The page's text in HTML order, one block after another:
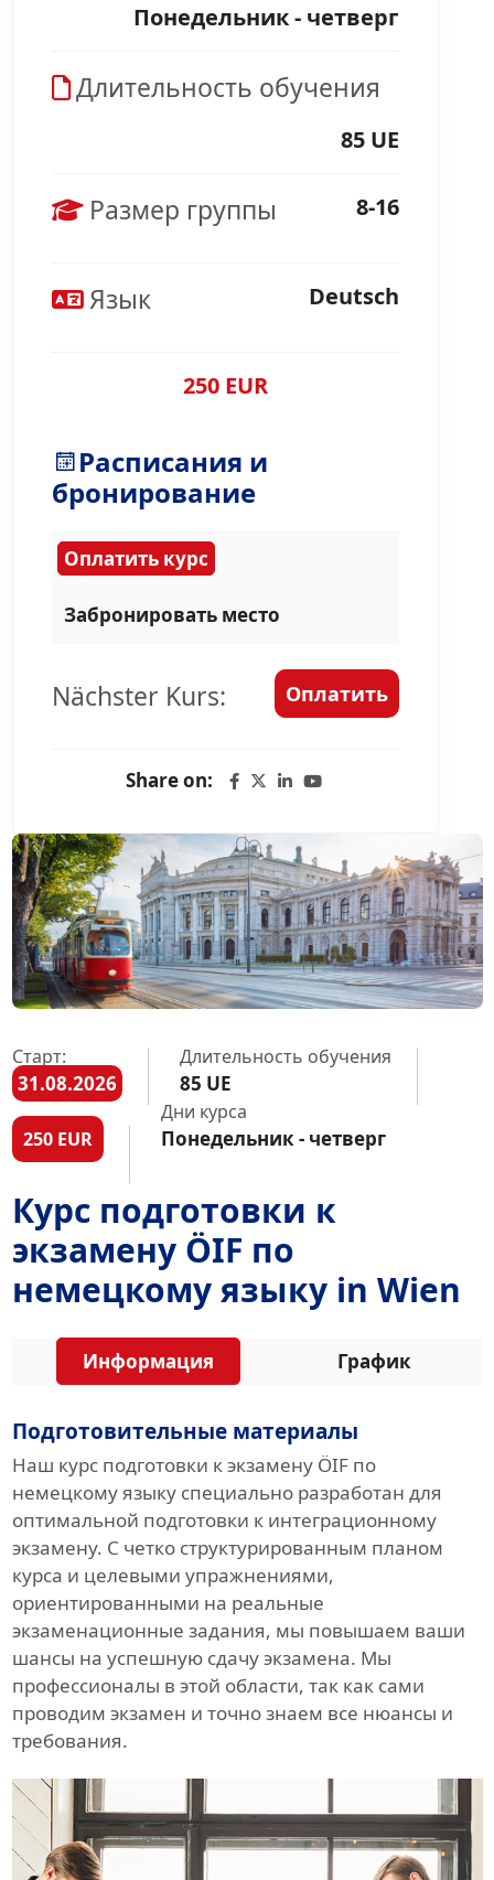
Понедельник - четверг
Длительность обучения
85 UE
Размер группы 8-16
Язык Deutsch
250 EUR
Расписания и
бронирование
Оплатить курс
Забронировать место
Nächster Kurs: Оплатить
Share on:
Старт:
31.08.2026
Длительность обучения
85 UE
250 EUR
Дни курса
Понедельник - четверг
Курс подготовки к
экзамену ÖIF по
немецкому языку in Wien
Информация График
Подготовительные материалы
Наш курс подготовки к экзамену ÖIF по
немецкому языку специально разработан для
оптимальной подготовки к интеграционному
экзамену. С четко структурированным планом
курса и целевыми упражнениями,
ориентированными на реальные
экзаменационные задания, мы повышаем ваши
шансы на успешную сдачу экзамена. Мы
профессионалы в этой области, так как сами
проводим экзамен и точно знаем все нюансы и
требования.